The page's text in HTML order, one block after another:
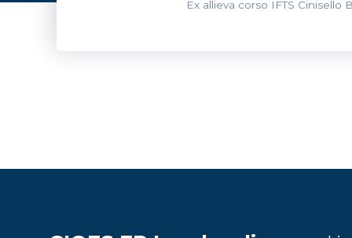
Ex allieva corso IFTS Cinisello